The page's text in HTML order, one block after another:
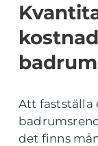
Att fastställa
det finns